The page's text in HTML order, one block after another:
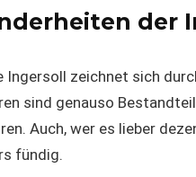
der
Ingersoll zeichnet sich
sind genauso
Auch, wer es lieber
fündig.